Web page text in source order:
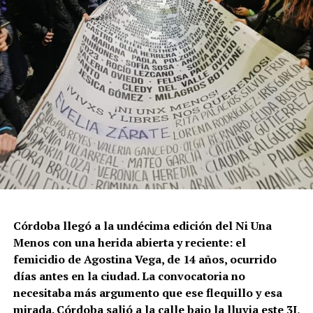
Córdoba llegó a la undécima edición del Ni Una
Menos con una herida abierta y reciente: el
femicidio de Agostina Vega, de 14 años, ocurrido
días antes en la ciudad. La convocatoria no
necesitaba más argumento que ese flequillo y esa
mirada. Córdoba salió a la calle bajo la lluvia este 3J,